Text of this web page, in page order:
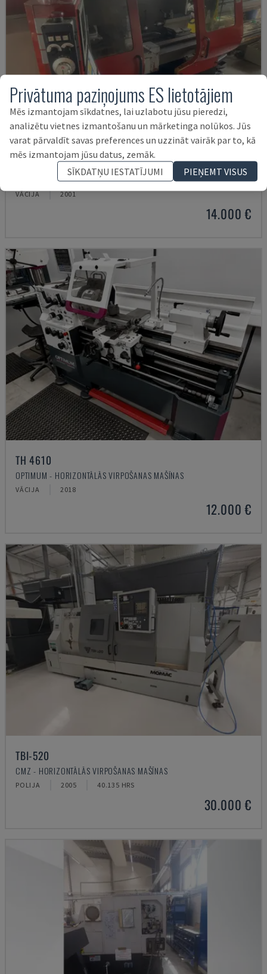
EMCOMAT 200X1000
EMCO - HORIZONTĀLĀS VIRPOŠANAS MAŠĪNAS
VĀCIJA 2001
14.000 €
TH 4610
OPTIMUM - HORIZONTĀLĀS VIRPOŠANAS MAŠĪNAS
VĀCIJA 2018
12.000 €
TBI-520
CMZ - HORIZONTĀLĀS VIRPOŠANAS MAŠĪNAS
POLIJA 2005 40.135 HRS
30.000 €
Privātuma paziņojums ES lietotājiem
Mēs izmantojam sīkdatnes, lai uzlabotu jūsu pieredzi,
analizētu vietnes izmantošanu un mārketinga nolūkos. Jūs
varat pārvaldīt savas preferences un uzzināt vairāk par to, kā
mēs izmantojam jūsu datus, zemāk.
SĪKDATŅU IESTATĪJUMI
PIEŅEMT VISUS